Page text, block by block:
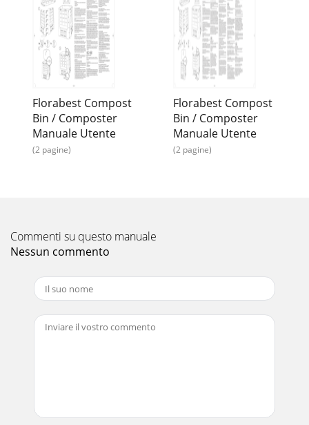
Florabest Compost
Bin / Composter
Manuale Utente
(2 pagine)
Florabest Compost
Bin / Composter
Manuale Utente
(2 pagine)
Commenti su questo manuale
Nessun commento